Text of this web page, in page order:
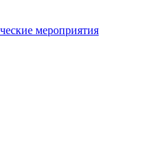
мероприятия